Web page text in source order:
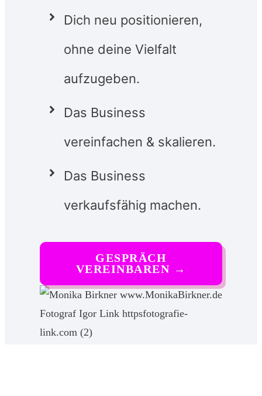
Dich neu positionieren,
ohne deine Vielfalt
aufzugeben.
Das Business
vereinfachen & skalieren.
Das Business
verkaufsfähig machen.
GESPRÄCH
VEREINBAREN →